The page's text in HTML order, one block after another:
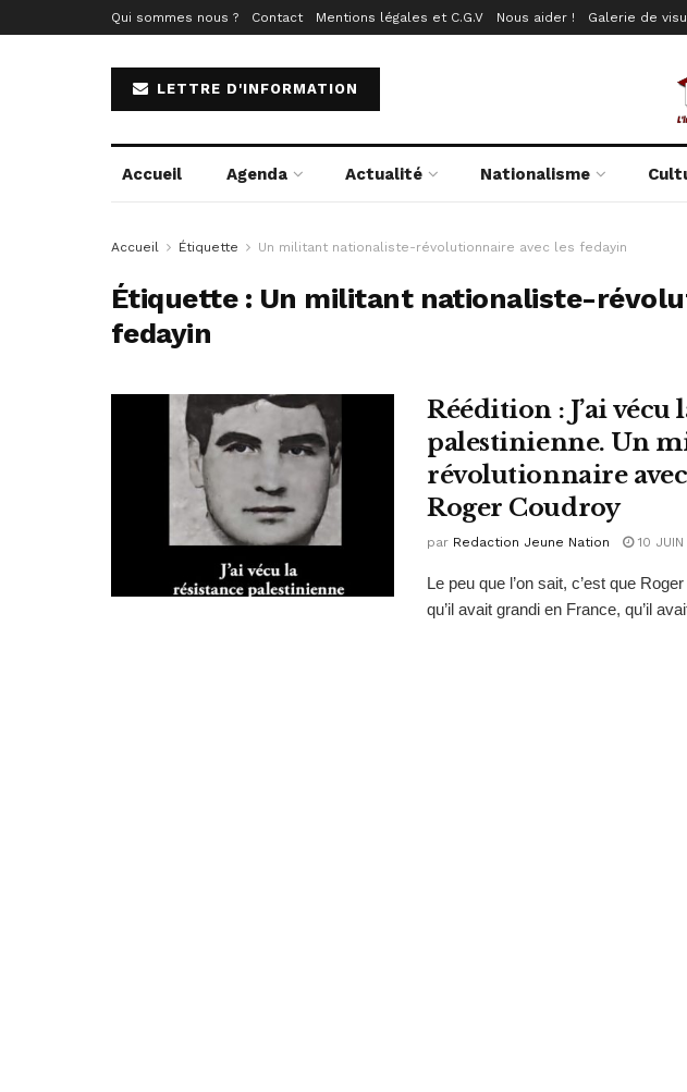
Qui sommes nous ? Contact Mentions légales et C.G.V Nous aider ! Galerie de
LETTRE D'INFORMATION
Accueil Agenda Actualité Nationalisme
Accueil Étiquette Un militant nationaliste-révolutionnaire avec les fedayin
Étiquette : Un militant nationaliste-
fedayin
Réédition : J’ai vécu
palestinienne. Un
révolutionnaire
Roger Coudroy
par Redaction Jeune Nation 10
Le peu que l’on sait, c’est que
qu’il avait grandi en France, qu’il